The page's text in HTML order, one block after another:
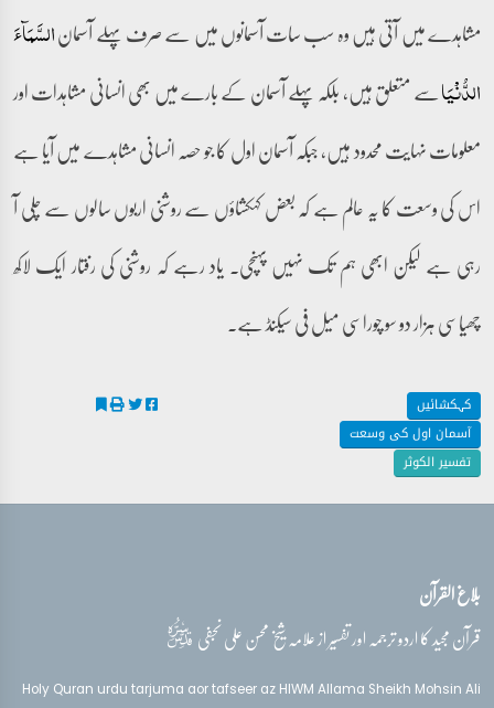
مشاہدے میں آتی ہیں وہ سب سات آسمانوں میں سے صرف پہلے آسمانالسَّمَآءَ
الدُّنۡیَاسے متعلق ہیں، بلکہ پہلے آسمان کے بارے میں بھی انسانی مشاہدات اور
معلومات نہایت محدود ہیں، جبکہ آسمان اول کا جو حصہ انسانی مشاہدے میں آیا ہے
اس کی وسعت کا یہ عالم ہے کہ بعض کہکشاؤں سے روشنی اربوں سالوں سے چلی آ
رہی ہے لیکن ابھی ہم تک نہیں پہنچی۔ یاد رہے کہ روشنی کی رفتار ایک لاکھ
چھیاسی ہزار دو سو چوراسی میل فی سیکنڈ ہے۔
کہکشائیں
آسمان اول کی وسعت
تفسیر الکوثر
بلاغ القرآن
قرآن مجید کا اردو ترجمہ اور تفسیر از علامہ شیخ محسن علی نجفیقدس‌سره
Holy Quran urdu tarjuma aor tafseer az HIWM Allama Sheikh Mohsin Ali